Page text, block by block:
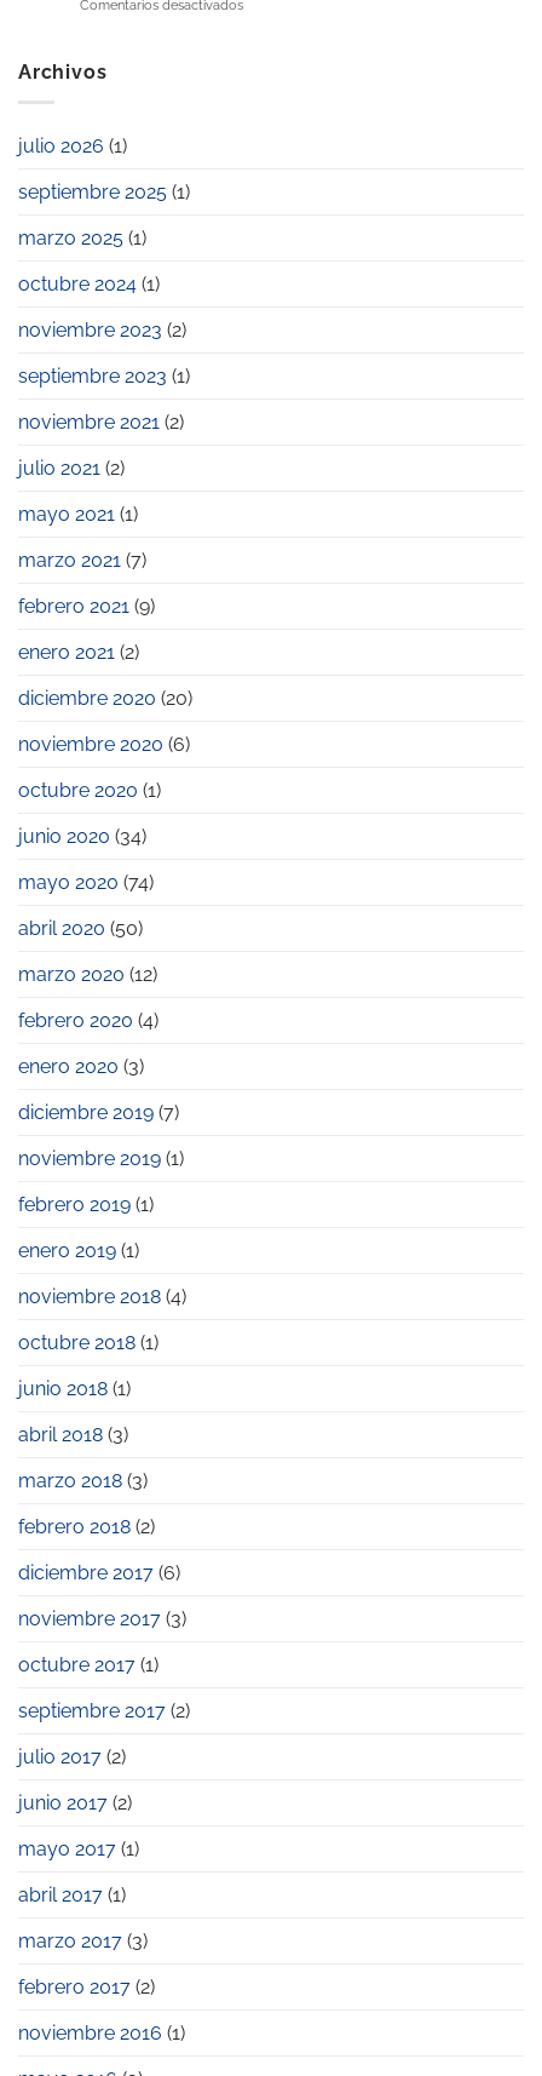
familiar
de
Comentarios desactivadosen
Archivos
julio 2026 (1)
septiembre 2025 (1)
marzo 2025 (1)
octubre 2024 (1)
noviembre 2023 (2)
septiembre 2023 (1)
noviembre 2021 (2)
julio 2021 (2)
mayo 2021 (1)
marzo 2021 (7)
febrero 2021 (9)
enero 2021 (2)
diciembre 2020 (20)
noviembre 2020 (6)
octubre 2020 (1)
junio 2020 (34)
mayo 2020 (74)
abril 2020 (50)
marzo 2020 (12)
febrero 2020 (4)
enero 2020 (3)
diciembre 2019 (7)
noviembre 2019 (1)
febrero 2019 (1)
enero 2019 (1)
noviembre 2018 (4)
octubre 2018 (1)
junio 2018 (1)
abril 2018 (3)
marzo 2018 (3)
febrero 2018 (2)
diciembre 2017 (6)
noviembre 2017 (3)
octubre 2017 (1)
septiembre 2017 (2)
julio 2017 (2)
junio 2017 (2)
mayo 2017 (1)
abril 2017 (1)
marzo 2017 (3)
febrero 2017 (2)
noviembre 2016 (1)